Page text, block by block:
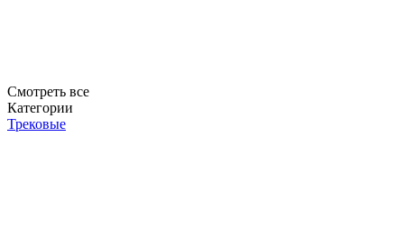
Смотреть все
Категории
Трековые